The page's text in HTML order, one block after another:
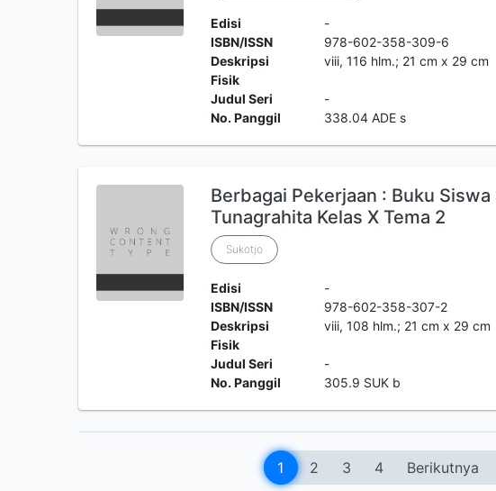
Edisi
-
ISBN/ISSN
978-602-358-309-6
Deskripsi
Fisik
viii, 116 hlm.; 21 cm x 29 cm
Judul Seri
-
No. Panggil
338.04 ADE s
Berbagai Pekerjaan : Buku Siswa
Tunagrahita Kelas X Tema 2
Sukotjo
Edisi
-
ISBN/ISSN
978-602-358-307-2
Deskripsi
Fisik
viii, 108 hlm.; 21 cm x 29 cm
Judul Seri
-
No. Panggil
305.9 SUK b
1 2 3 4 Berikutnya